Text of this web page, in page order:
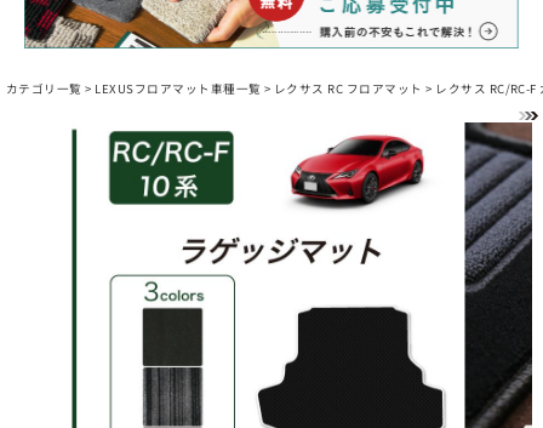
カテゴリ一覧 > LEXUSフロアマット車種一覧 > レクサス RC フロアマット > レクサス RC/RC-